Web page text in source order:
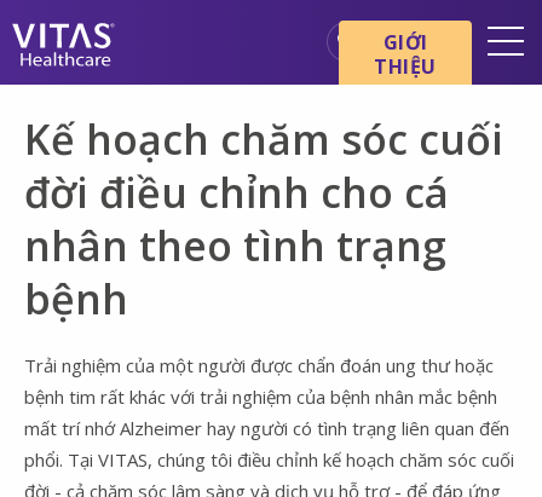
Cơ bản về chăm sóc cuối đời
Dịch vụ
Chuyên gia chăm sóc sức
khỏe
Gia đình và người chăm sóc
GIỚI
THIỆU
Kế hoạch chăm sóc cuối
đời điều chỉnh cho cá
nhân theo tình trạng
bệnh
Trải nghiệm của một người được chẩn đoán ung thư hoặc
bệnh tim rất khác với trải nghiệm của bệnh nhân mắc bệnh
mất trí nhớ Alzheimer hay người có tình trạng liên quan đến
phổi. Tại VITAS, chúng tôi điều chỉnh kế hoạch chăm sóc cuối
đời - cả chăm sóc lâm sàng và dịch vụ hỗ trợ - để đáp ứng